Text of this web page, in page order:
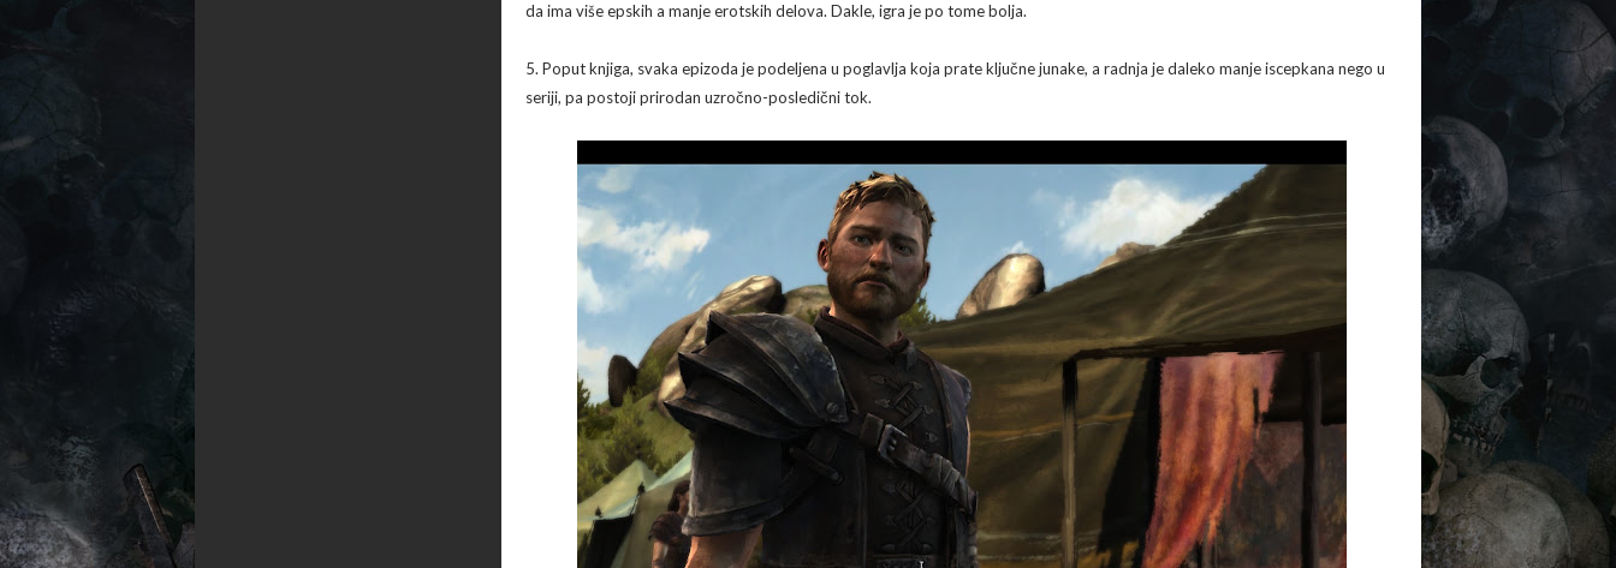
da ima više epskih a manje erotskih delova. Dakle, igra je po tome bolja.
5. Poput knjiga, svaka epizoda je podeljena u poglavlja koja prate ključne junake, a radnja je daleko manje iscepkana nego u
seriji, pa postoji prirodan uzročno-posledični tok.